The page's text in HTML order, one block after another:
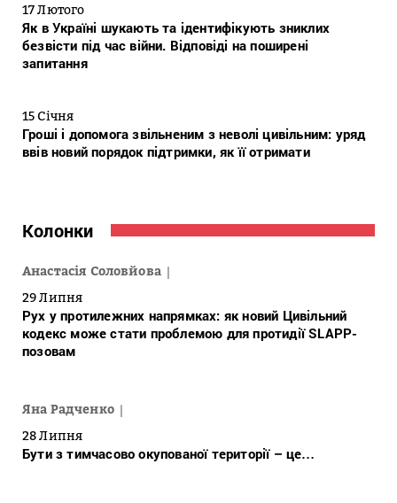
17 Лютого
Як в Україні шукають та ідентифікують зниклих
безвісти під час війни. Відповіді на поширені
запитання
15 Січня
Гроші і допомога звільненим з неволі цивільним: уряд
ввів новий порядок підтримки, як її отримати
Колонки
Анастасія Соловйова
29 Липня
Рух у протилежних напрямках: як новий Цивільний
кодекс може стати проблемою для протидії SLAPP-
позовам
Яна Радченко
28 Липня
Бути з тимчасово окупованої території – це…